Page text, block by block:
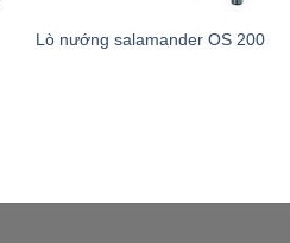
Lò nướng salamander OS 200